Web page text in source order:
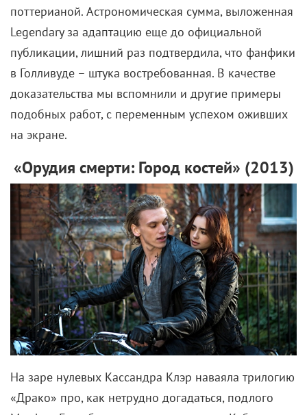
поттерианой. Астрономическая сумма, выложенная
Legendary за адаптацию еще до официальной
публикации, лишний раз подтвердила, что фанфики
в Голливуде – штука востребованная. В качестве
доказательства мы вспомнили и другие примеры
подобных работ, с переменным успехом оживших
на экране.
«Орудия смерти: Город костей» (2013)
На заре нулевых Кассандра Клэр наваяла трилогию
«Драко» про, как нетрудно догадаться, подлого